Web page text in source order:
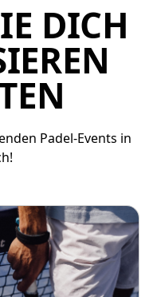
DICH
Padel-Events in